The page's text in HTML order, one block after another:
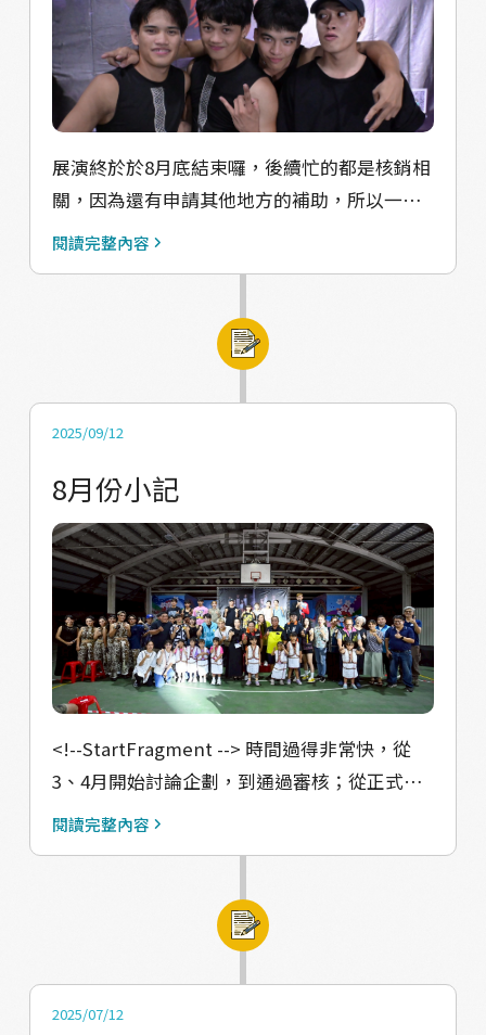
精彩的講座。除了介紹劇團的歷史與創作作品
外，最令我們印象深刻的，是他們曾用「巴
士」帶著觀眾穿梭基隆不同的歷史景點，配合
戲劇演出，讓乘坐巴士的觀眾彷彿穿越時空，
做法，真的非常值得我們學習。 最後，品文老
師也和我們分享劇團一路以來的心路歷程──
從一開始有許多夥伴一起奮鬥，到現在面臨各
種壓力、幾乎只剩團長一人撐起整個團體。不
辦。雖然他滿臉笑容、語氣輕鬆，但身為同樣
經營團隊的人，我們都能深刻感受到那份不容
易，也真心佩服他的堅持與熱情。 這兩天的共
學旅程，真的讓我們收穫滿滿。能和 Flavor
Hualien、媽媽樂一起同行，互相交流與支持，
是一件非常幸福的事。真心希望所有努力的團
隊，都能繼續發光、好好生存下去。
展演終於於8月底結束囉，後續忙的都是核銷相
關，因為還有申請其他地方的補助，所以一直
在努力不屑的處理! 同時我們也在規畫下一次的
閱讀完整內容
2025/09/12
8月份小記
<!--StartFragment --> 時間過得非常快，從
3、4月開始討論企劃，到通過審核；從正式執
行企劃，到面對困難並一一克服；從團隊內的
我們三位，對企劃毫無經驗，卻因緣際會踏入
這個領域，學習如何撰寫企劃書。經過不斷修
心，但複審的簡報發表也帶來了不少壓力。幸
閱讀完整內容
2025/07/12